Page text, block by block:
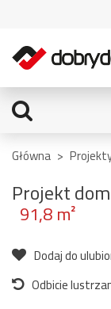
Główna >
Projekt
91,8 m²
Dodaj do
Odbicie